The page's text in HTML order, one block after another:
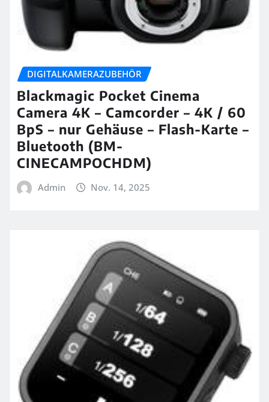
DIGITALKAMERAZUBEHÖR
Blackmagic Pocket Cinema
Camera 4K – Camcorder – 4K / 60
BpS – nur Gehäuse – Flash-Karte –
Bluetooth (BM-
CINECAMPOCHDM)
Admin Nov. 14, 2025